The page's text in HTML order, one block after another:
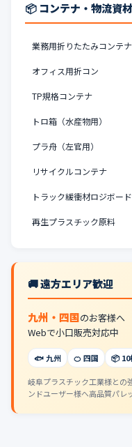
📦 コンテナ・物流資材
業務用折りたたみコンテナ
オフィス用折コン
TP規格コンテナ
トロ箱（水産物用）
プラ舟（左官用）
リサイクルコンテナ
トラック緩衝材ロジボード
再生プラスチック原料
🚚 遠方エリア歓迎
九州・四国のお客様へ
Webで小口販売対応中
🐟 九州 🍊 四国 📦 10
岐阜プラスチック工業様との
ンドユーザー様へ高品質パレ